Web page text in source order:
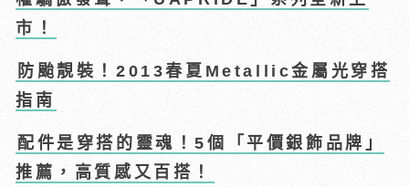
市！
防颱靚裝！2013春夏Metallic金屬光穿搭
指南
配件是穿搭的靈魂！5個「平價銀飾品牌」
推薦，高質感又百搭！